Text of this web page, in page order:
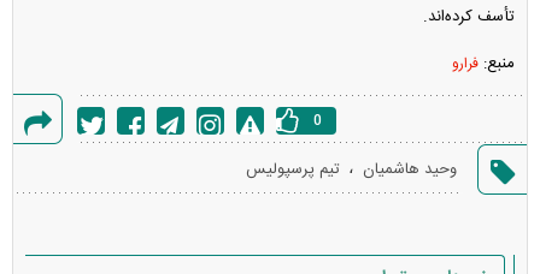
تأسف کرده‌اند.
منبع: فرارو
خطا
0
وحید هاشمیان ، تیم پرسپولیس